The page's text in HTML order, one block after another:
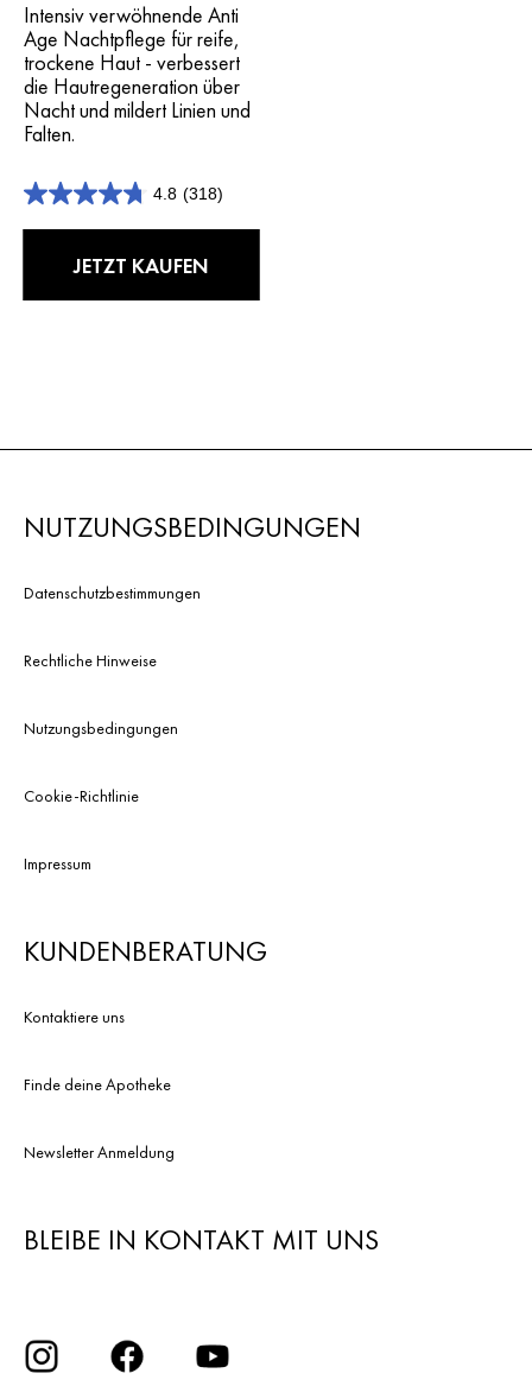
Intensiv verwöhnende Anti
Age Nachtpflege für reife,
trockene Haut - verbessert
die Hautregeneration über
Nacht und mildert Linien und
Falten.
4.8 (318)
4.8
von
Sternen.JETZT KAUFEN
NUTZUNGSBEDINGUNGEN
Datenschutzbestimmungen
Rechtliche Hinweise
Nutzungsbedingungen
Cookie-Richtlinie
Impressum
KUNDENBERATUNG
Kontaktiere uns
Finde deine Apotheke
Newsletter Anmeldung
BLEIBE IN KONTAKT MIT UNS